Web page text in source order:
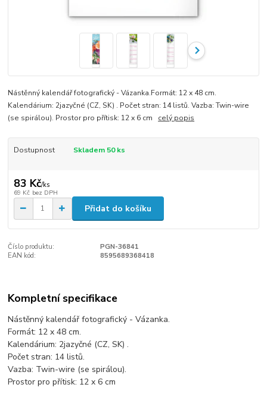
Nástěnný kalendář fotografický - Vázanka.Formát: 12 x 48 cm.
Kalendárium: 2jazyčné (CZ, SK) . Počet stran: 14 listů. Vazba: Twin-wire
(se spirálou). Prostor pro přítisk: 12 x 6 cm celý popis
Dostupnost Skladem 50 ks
83 Kč/ks
69 Kč bez DPH
Přidat do košíku
Číslo produktu:
PGN-36841
EAN kód:
8595689368418
Kompletní specifikace
Nástěnný kalendář fotografický - Vázanka.
Formát: 12 x 48 cm.
Kalendárium: 2jazyčné (CZ, SK) .
Počet stran: 14 listů.
Vazba: Twin-wire (se spirálou).
Prostor pro přítisk: 12 x 6 cm